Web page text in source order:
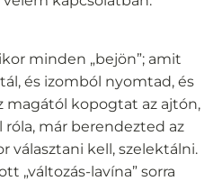
minden „bejön”; amit
és izomból nyomtad, és
magától kopogtat az ajtón,
már berendezted az
választani kell, szelektálni.
„változás-lavína” sorra